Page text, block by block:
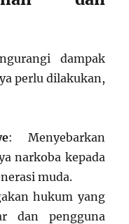
dampak
perlu dilakukan,
: Menyebarkan
narkoba kepada
muda.
hukum yang
dan pengguna